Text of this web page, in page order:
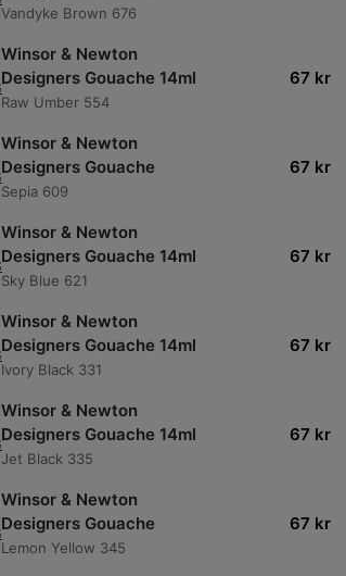
Vandyke Brown 676
Winsor & Newton
Designers Gouache 14ml
Raw Umber 554
67 kr
Winsor & Newton
Designers Gouache
Sepia 609
67 kr
Winsor & Newton
Designers Gouache 14ml
Sky Blue 621
67 kr
Winsor & Newton
Designers Gouache 14ml
Ivory Black 331
67 kr
Winsor & Newton
Designers Gouache 14ml
Jet Black 335
67 kr
Winsor & Newton
Designers Gouache
Lemon Yellow 345
67 kr